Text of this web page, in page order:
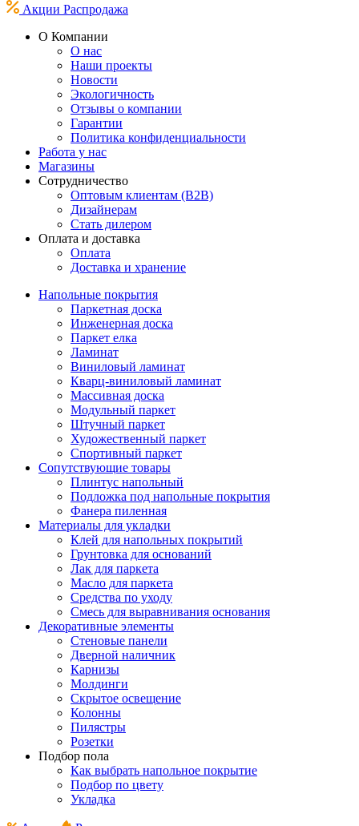
Акции Распродажа
О Компании
О нас
Наши проекты
Новости
Экологичность
Отзывы о компании
Гарантии
Политика конфиденциальности
Работа у нас
Магазины
Сотрудничество
Оптовым клиентам (В2В)
Дизайнерам
Стать дилером
Оплата и доставка
Оплата
Доставка и хранение
Напольные покрытия
Паркетная доска
Инженерная доска
Паркет елка
Ламинат
Виниловый ламинат
Кварц-виниловый ламинат
Массивная доска
Модульный паркет
Штучный паркет
Художественный паркет
Спортивный паркет
Сопутствующие товары
Плинтус напольный
Подложка под напольные покрытия
Фанера пиленная
Материалы для укладки
Клей для напольных покрытий
Грунтовка для оснований
Лак для паркета
Масло для паркета
Средства по уходу
Смесь для выравнивания основания
Декоративные элементы
Стеновые панели
Дверной наличник
Карнизы
Молдинги
Скрытое освещение
Колонны
Пилястры
Розетки
Подбор пола
Как выбрать напольное покрытие
Подбор по цвету
Укладка